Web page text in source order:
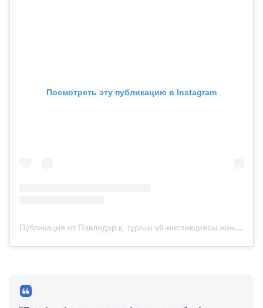
Посмотреть эту публикацию в Instagram
Публикация от Павлодар қ. тұрғын үй-инспекциясы және коммуналдық шаруашылық (@zhil.inspektsiya)